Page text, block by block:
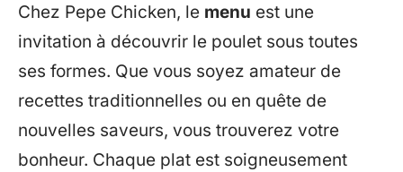
Chez Pepe Chicken, le menu est une
invitation à découvrir le poulet sous toutes
ses formes. Que vous soyez amateur de
recettes traditionnelles ou en quête de
nouvelles saveurs, vous trouverez votre
bonheur. Chaque plat est soigneusement